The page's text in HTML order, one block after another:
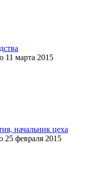
11 марта 2015
начальник цеха
25 февраля 2015